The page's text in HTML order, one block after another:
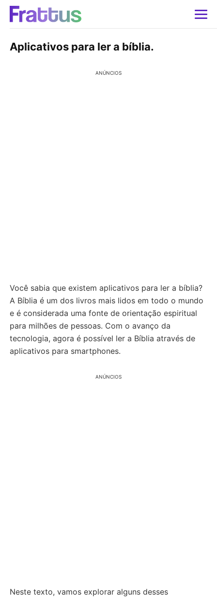
Aplicativos para ler a bíblia.
ANÚNCIOS
Você sabia que existem aplicativos para ler a bíblia?
A Bíblia é um dos livros mais lidos em todo o mundo
e é considerada uma fonte de orientação espiritual
para milhões de pessoas. Com o avanço da
tecnologia, agora é possível ler a Bíblia através de
aplicativos para smartphones.
ANÚNCIOS
Neste texto, vamos explorar alguns desses